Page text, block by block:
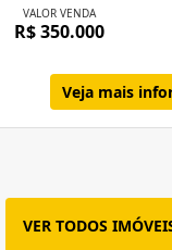
VALOR VENDA
R$ 350.000
Veja mais
VER TODOS